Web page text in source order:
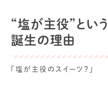
“塩が主役”とい
誕生の理由
「塩が主役のスイーツ？」